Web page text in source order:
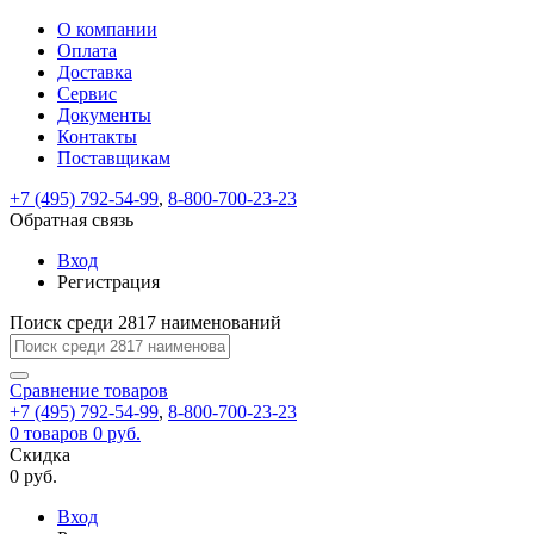
ВходРегистрация
Только
test@example.com
отправлена
по
ней
для
регистрации.
Ок
Только
Запомнить
меня
Забыли
Восстановление
пароля
Заполните
форму.
Мы
отправим
ссылку
на
указанный
электронный
адрес,
перейдя
по
которой
вы
новый
На
вашу
test@test.ru
отправлена
ссылка.
Перейдите
по
для
смены
пароля.
Введите
новый
пароль
Сменить
Пароль
успешно
Войти
Обратная
связь
Сообщение
пользовательского
соглашения
Ваше
сообщение
успешно
О компании
Оплата
Доставка
Сервис
Документы
Контакты
Поставщикам
+7 (495) 792-54-99, 8-800-700-23-23
Обратная связь
Вход
Регистрация
Поиск среди 2817 наименований
Сравнение товаров
+7 (495) 792-54-99, 8-800-700-23-23
0 товаров 0 руб.
Скидка
0 руб.
Вход